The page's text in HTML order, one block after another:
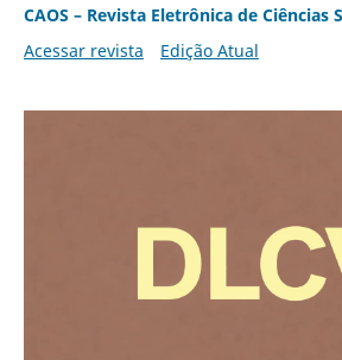
CAOS – Revista Eletrônica de Ciências
Acessar revista
Edição Atual